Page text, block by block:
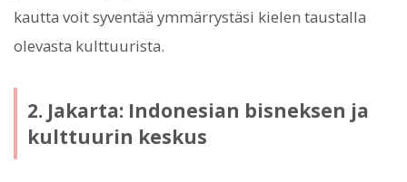
kautta voit syventää ymmärrystäsi kielen taustalla
olevasta kulttuurista.
2. Jakarta: Indonesian bisneksen ja
kulttuurin keskus